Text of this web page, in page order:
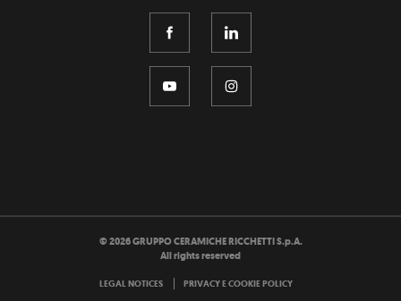
©2026GRUPPO CERAMICHE RICCHETTI S.p.A.
All rights reserved
LEGAL NOTICES PRIVACY E COOKIE POLICY